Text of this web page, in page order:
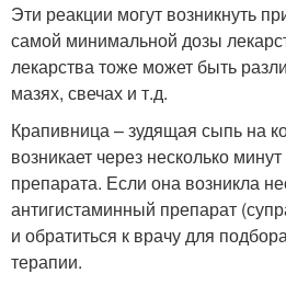
Эти реакции могут возникнуть
самой минимальной дозы
лекарства тоже может быть
мазях, свечах и т.д.
Крапивница – зудящая сыпь на
возникает через несколько
препарата. Если она возникла
антигистаминный препарат
и обратиться к врачу для
терапии.